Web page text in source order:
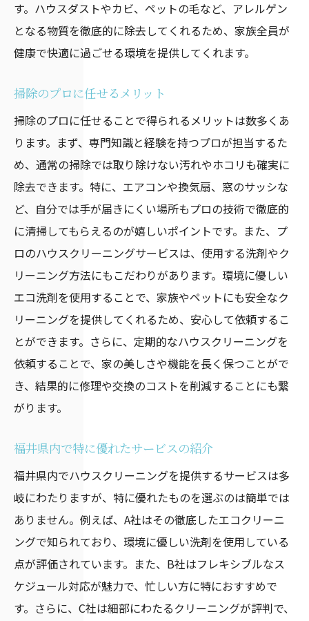
す。ハウスダストやカビ、ペットの毛など、アレルゲン
となる物質を徹底的に除去してくれるため、家族全員が
健康で快適に過ごせる環境を提供してくれます。
掃除のプロに任せるメリット
掃除のプロに任せることで得られるメリットは数多くあ
ります。まず、専門知識と経験を持つプロが担当するた
め、通常の掃除では取り除けない汚れやホコリも確実に
除去できます。特に、エアコンや換気扇、窓のサッシな
ど、自分では手が届きにくい場所もプロの技術で徹底的
に清掃してもらえるのが嬉しいポイントです。また、プ
ロのハウスクリーニングサービスは、使用する洗剤やク
リーニング方法にもこだわりがあります。環境に優しい
エコ洗剤を使用することで、家族やペットにも安全なク
リーニングを提供してくれるため、安心して依頼するこ
とができます。さらに、定期的なハウスクリーニングを
依頼することで、家の美しさや機能を長く保つことがで
き、結果的に修理や交換のコストを削減することにも繋
がります。
福井県内で特に優れたサービスの紹介
福井県内でハウスクリーニングを提供するサービスは多
岐にわたりますが、特に優れたものを選ぶのは簡単では
ありません。例えば、A社はその徹底したエコクリーニ
ングで知られており、環境に優しい洗剤を使用している
点が評価されています。また、B社はフレキシブルなス
ケジュール対応が魅力で、忙しい方に特におすすめで
す。さらに、C社は細部にわたるクリーニングが評判で、